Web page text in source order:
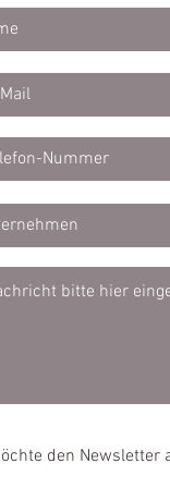
den Newsletter